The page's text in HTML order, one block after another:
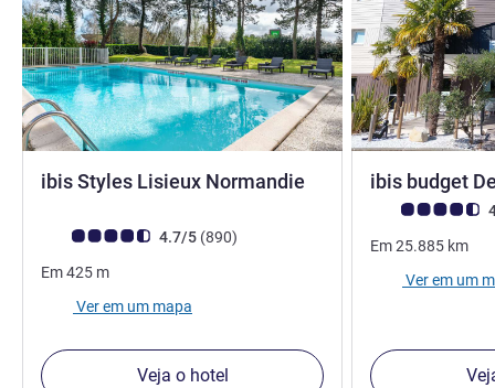
ibis Styles Lisieux Normandie 3 estrelas
Nota clientes Avis (Classificação ALL)
4.7/5 (890comentários
)
Em425 m
Ver em um mapa
Veja o hotel
ibis budget
Nota clientes
Em25.885 km
Ver em um